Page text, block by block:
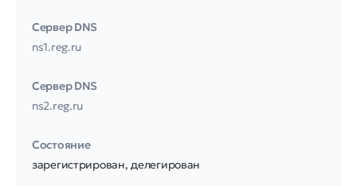
Сервер DNS
ns1.reg.ru
Сервер DNS
ns2.reg.ru
Соcтояние
зарегистрирован, делегирован